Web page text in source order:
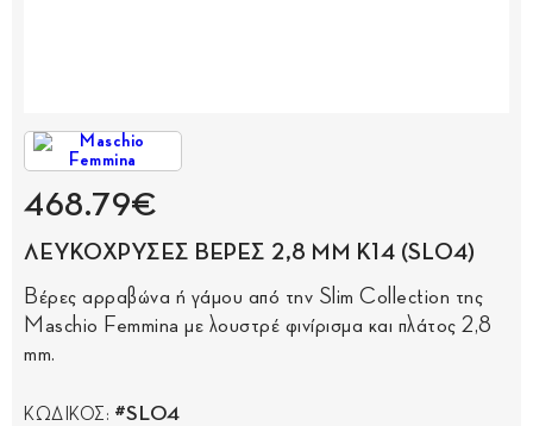
468.79€
ΛΕΥΚΟΧΡΥΣΕΣ ΒΕΡΕΣ 2,8 MM Κ14 (SL04)
Βέρες αρραβώνα ή γάμου από την Slim Collection της
Maschio Femmina με λουστρέ φινίρισμα και πλάτος 2,8
mm.
ΚΩΔΙΚΟΣ: #SL04